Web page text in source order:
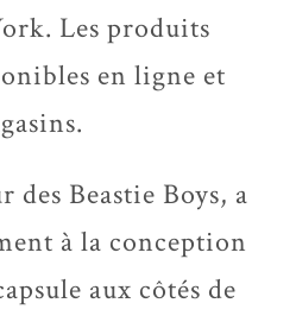
Les produits
en ligne et
Beastie Boys, a
à la conception
aux côtés de